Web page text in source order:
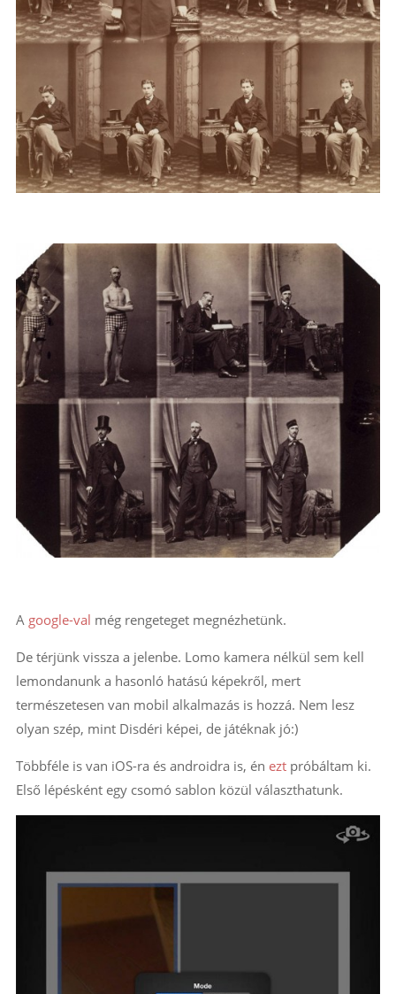
A google-val még rengeteget megnézhetünk.
De térjünk vissza a jelenbe. Lomo kamera nélkül sem kell
lemondanunk a hasonló hatású képekről, mert
természetesen van mobil alkalmazás is hozzá. Nem lesz
olyan szép, mint Disdéri képei, de játéknak jó:)
Többféle is van iOS-ra és androidra is, én ezt próbáltam ki.
Első lépésként egy csomó sablon közül választhatunk.